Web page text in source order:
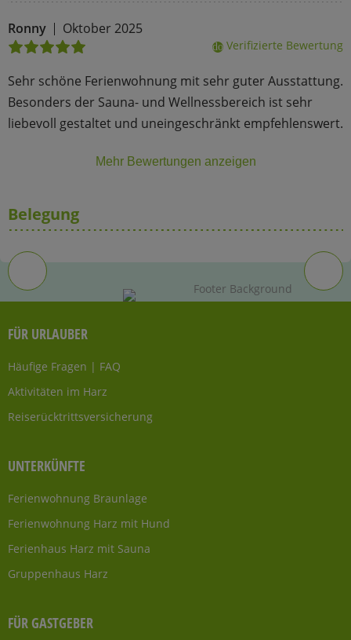
Ronny Oktober 2025
doneVerifizierte Bewertung
Sehr schöne Ferienwohnung mit sehr guter Ausstattung.
Besonders der Sauna- und Wellnessbereich ist sehr
liebevoll gestaltet und uneingeschränkt empfehlenswert.
Mehr Bewertungen anzeigen
Belegung
FÜR URLAUBER
Häufige Fragen | FAQ
Aktivitäten im Harz
Reiserücktrittsversicherung
UNTERKÜNFTE
Ferienwohnung Braunlage
Ferienwohnung Harz mit Hund
Ferienhaus Harz mit Sauna
Gruppenhaus Harz
FÜR GASTGEBER